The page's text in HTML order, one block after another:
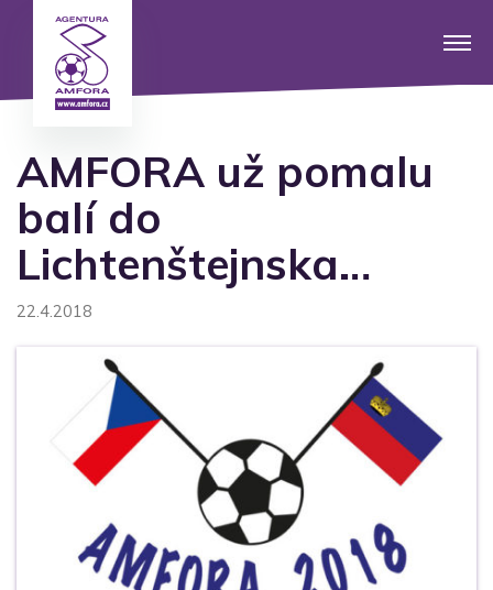
AMFORA už pomalu
balí do
Lichtenštejnska…
22.4.2018